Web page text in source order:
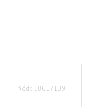
Kód: 1060/139